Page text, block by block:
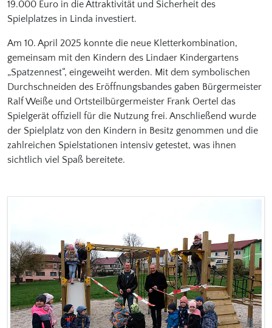
19.000 Euro in die Attraktivität und Sicherheit des
Spielplatzes in Linda investiert.
Am 10. April 2025 konnte die neue Kletterkombination,
gemeinsam mit den Kindern des Lindaer Kindergartens
„Spatzennest“, eingeweiht werden. Mit dem symbolischen
Durchschneiden des Eröffnungsbandes gaben Bürgermeister
Ralf Weiße und Ortsteilbürgermeister Frank Oertel das
Spielgerät offiziell für die Nutzung frei. Anschließend wurde
der Spielplatz von den Kindern in Besitz genommen und die
zahlreichen Spielstationen intensiv getestet, was ihnen
sichtlich viel Spaß bereitete.